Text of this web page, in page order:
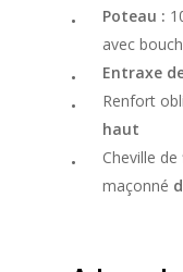
Poteau :
avec
Entraxe
Renfort
haut
Cheville
maçonné